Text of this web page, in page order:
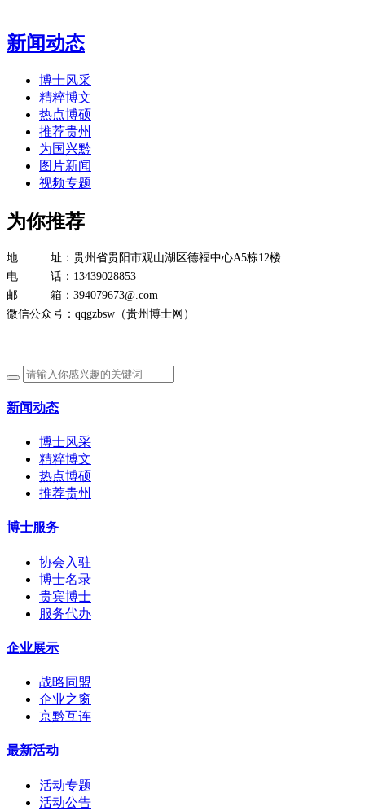
新闻动态
博士风采
精粹博文
热点博硕
推荐贵州
为国兴黔
图片新闻
视频专题
为你推荐
地 址：贵州省贵阳市观山湖区德福中心A5栋12楼
电 话：13439028853
邮 箱：394079673@.com
微信公众号：qqgzbsw（贵州博士网）
新闻动态
博士风采
精粹博文
热点博硕
推荐贵州
博士服务
协会入驻
博士名录
贵宾博士
服务代办
企业展示
战略同盟
企业之窗
京黔互连
最新活动
活动专题
活动公告